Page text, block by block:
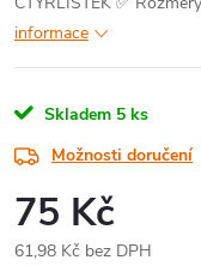
informace
Skladem 5 ks
Možnosti doručení
75 Kč
61,98 Kč bez DPH